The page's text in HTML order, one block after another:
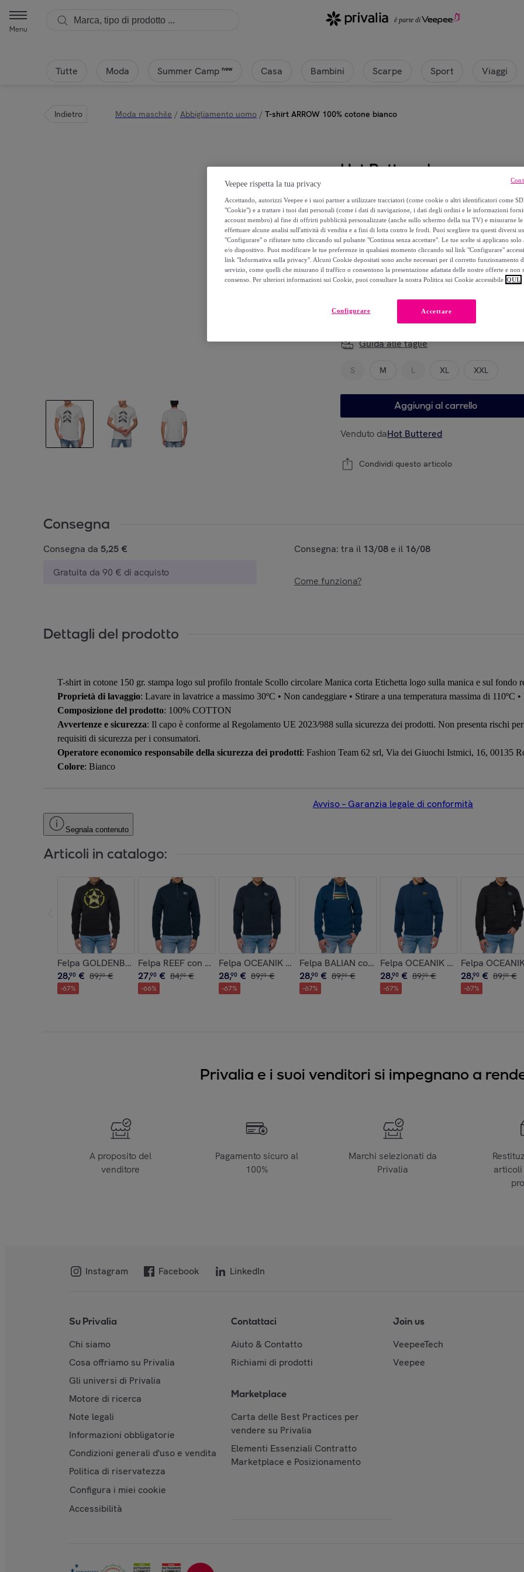
Menu
Tutte Moda Summer Camp new Casa Bambini Scarpe Sport Viaggi
Indietro Moda maschile / Abbigliamento uomo / T-shirt ARROW 100% cotone bianco
Hot Buttered
T-shirt ARROW 100% cotone
14,40 €
38,00 €
Modello
Guida alle taglie
S M L XL XXL
Aggiungi al carrello
Venduto daHot Buttered
Condividi questo articolo
Consegna
Consegna da 5,25 €
Gratuita da 90 € di acquisto
Consegna: tra il 13/08 e il 16/08
Come funziona?
Dettagli del prodotto
T-shirt in cotone 150 gr. stampa logo sul profilo frontale Scollo circolare Manica corta Etichetta logo sulla manica e sul fondo
Proprietà di lavaggio: Lavare in lavatrice a massimo 30ºC • Non candeggiare • Stirare a una temperatura massima di 110ºC
Composizione del prodotto: 100% COTTON
Avvertenze e sicurezza: Il capo è conforme al Regolamento UE 2023/988 sulla sicurezza dei prodotti. Non presenta rischi
requisiti di sicurezza per i consumatori.
Operatore economico responsabile della sicurezza dei prodotti: Fashion Team 62 srl, Via dei Giuochi Istmici, 16, 00135
Colore: Bianco
Avviso – Garanzia legale di conformità
Segnala contenuto
Articoli in catalogo:
Felpa GOLDENBREED con cappuccio in cotone Nero
28,90 € 89,00 €
-67%
Felpa REEF con zip in cotone Blu navy
27,90 € 84,00 €
-66%
Felpa OCEANIK con cappuccio in cotone Blu navy
28,90 € 89,00 €
-67%
Felpa BALIAN con cappuccio in cotone Blu chiaro
28,90 € 89,00 €
-67%
Felpa OCEANIK con cappuccio in
28,90 € 89,00 €
-67%
Felpa
28,90 € 89,00 €
-67%
Privalia e i suoi venditori si impegnano a
A proposito del
venditore
Pagamento sicuro al
100%
Marchi selezionati da
Privalia
articoli
Instagram Facebook LinkedIn
Su Privalia
Chi siamo
Cosa offriamo su Privalia
Gli universi di Privalia
Motore di ricerca
Note legali
Informazioni obbligatorie
Condizioni generali d'uso e vendita
Politica di riservatezza
Configura i miei cookie
Accessibilità
Contattaci
Aiuto & Contatto
Richiami di prodotti
Marketplace
Carta delle Best Practices per
vendere su Privalia
Elementi Essenziali Contratto
Marketplace e Posizionamento
Join us
VeepeeTech
Veepee
Veepee rispetta la tua privacy
Accettando, autorizzi Veepee e i suoi partner a utilizzare tracciatori (come cookie o altri identificatori come
"Cookie") e a trattare i tuoi dati personali (come i dati di navigazione, i dati degli ordini e le informazioni
account membro) al fine di offrirti pubblicità personalizzate (anche sullo schermo della tua TV) e misurarne le
effettuare alcune analisi sull'attività di vendita e a fini di lotta contro le frodi. Puoi scegliere tra questi diversi
"Configurare" o rifiutare tutto cliccando sul pulsante "Continua senza accettare". Le tue scelte si applicano solo
e/o dispositivo. Puoi modificare le tue preferenze in qualsiasi momento cliccando sul link "Configurare"
link "Informativa sulla privacy". Alcuni Cookie depositati sono anche necessari per il corretto funzionamento
servizio, come quelli che misurano il traffico o consentono la presentazione adattata delle nostre offerte e non
consenso. Per ulteriori informazioni sui Cookie, puoi consultare la nostra Politica sui Cookie accessibile QUI.
Accettare
Configurare